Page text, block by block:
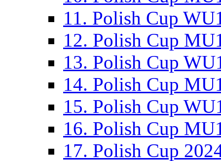
11. Polish Cup
12. Polish Cup
13. Polish Cup
14. Polish Cup
15. Polish Cup
16. Polish Cup
17. Polish Cup